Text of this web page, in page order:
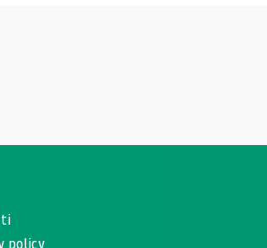
policy